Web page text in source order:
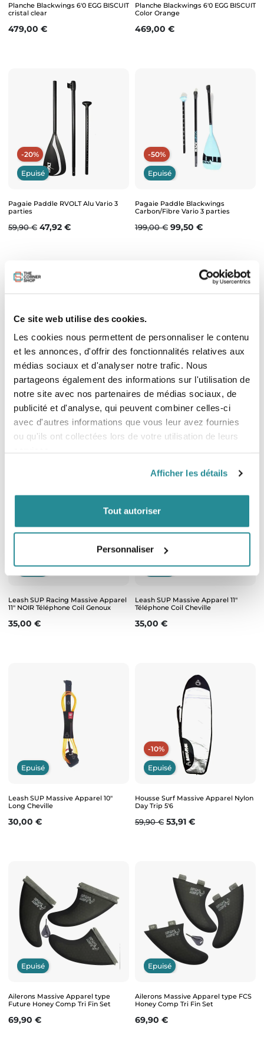
Ce site web utilise des cookies.
Les cookies nous permettent de personnaliser le contenu
et les annonces, d'offrir des fonctionnalités relatives aux
médias sociaux et d'analyser notre trafic. Nous
partageons également des informations sur l'utilisation de
notre site avec nos partenaires de médias sociaux, de
publicité et d'analyse, qui peuvent combiner celles-ci
avec d'autres informations que vous leur avez fournies
ou qu'ils ont collectées lors de votre utilisation de leurs
Afficher les détails
Tout autoriser
Personnaliser
Planche Blackwings 6'0 EGG BISCUIT
cristal clear
Prix
479,00 €
Planche Blackwings 6'0 EGG BISCUIT
Color Orange
Prix
469,00 €
-20%
Epuisé
Pagaie Paddle RVOLT Alu Vario 3
parties
Prix de base
59,90 € Prix
47,92 €
-50%
Epuisé
Pagaie Paddle Blackwings
Carbon/Fibre Vario 3 parties
Prix de base
199,00 € Prix
99,50 €
-25%
Epuisé
Pagaie Blackwings 50% Carbon
Vario 3 parties + housse
Prix de base
229,00 € Prix
171,75 €
-25%
Epuisé
WOMBAT Complet
Prix de base
640,85 € Prix
480,64 €
Epuisé
Leash SUP Racing Massive Apparel
11" NOIR Téléphone Coil Genoux
Prix
35,00 €
Epuisé
Leash SUP Massive Apparel 11"
Téléphone Coil Cheville
Prix
35,00 €
Epuisé
Leash SUP Massive Apparel 10"
Long Cheville
Prix
30,00 €
-10%
Epuisé
Housse Surf Massive Apparel Nylon
Day Trip 5'6
Prix de base
59,90 € Prix
53,91 €
Epuisé
Ailerons Massive Apparel type
Future Honey Comp Tri Fin Set
Prix
69,90 €
Epuisé
Ailerons Massive Apparel type FCS
Honey Comp Tri Fin Set
Prix
69,90 €